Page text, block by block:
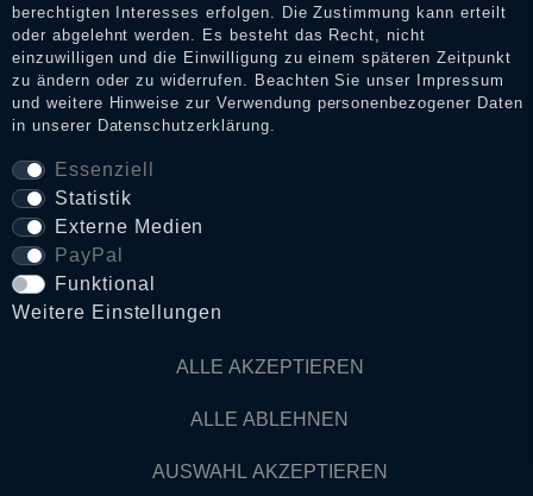
Daten­schutz­erklärung
AGB
Widerrufs­recht
VERTRAG WIDERRUFEN
© Copyright 2026 Dark Ages Glasche & Kuczwalska GbR
berechtigten Interesses erfolgen. Die Zustimmung kann erteilt
oder abgelehnt werden. Es besteht das Recht, nicht
einzuwilligen und die Einwilligung zu einem späteren Zeitpunkt
zu ändern oder zu widerrufen. Beachten Sie unser
Impressum
und weitere Hinweise zur Verwendung personenbezogener Daten
in unserer Daten­schutz­erklärung.
Essenziell
Statistik
Externe Medien
PayPal
Funktional
Weitere Einstellungen
ALLE AKZEPTIEREN
ALLE ABLEHNEN
AUSWAHL AKZEPTIEREN